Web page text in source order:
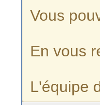
Vous
En vous
L'équipe